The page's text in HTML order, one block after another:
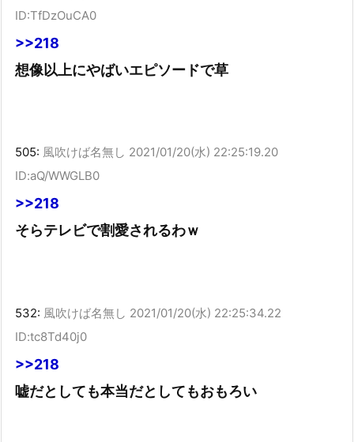
ID:TfDzOuCA0
>>218
想像以上にやばいエピソードで草
505: 風吹けば名無し 2021/01/20(水) 22:25:19.20
ID:aQ/WWGLB0
>>218
そらテレビで割愛されるわｗ
532: 風吹けば名無し 2021/01/20(水) 22:25:34.22
ID:tc8Td40j0
>>218
嘘だとしても本当だとしてもおもろい